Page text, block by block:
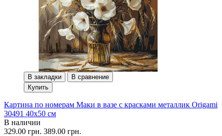
В закладки
В сравнение
Купить
Картина по номерам Маки в вазе с красками металлик Origami
30491 40x50 см
В наличии
329.00 грн. 389.00 грн.